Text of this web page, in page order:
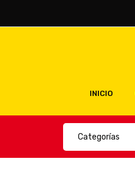
INICIO
Categorías